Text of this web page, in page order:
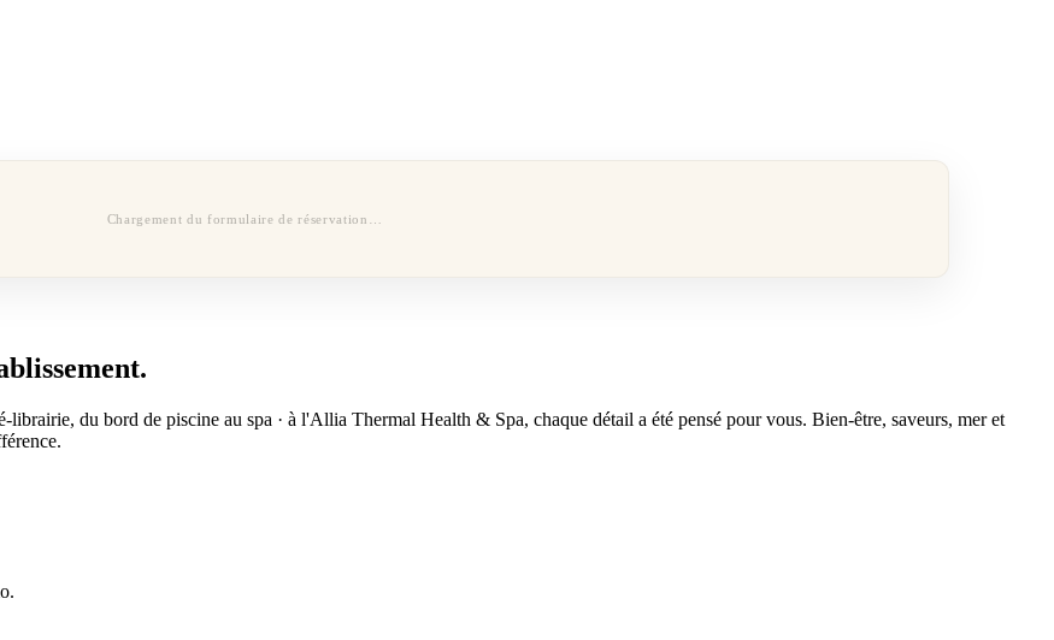
Chargement du formulaire de réservation…
du bord de piscine au spa · à l'Allia Thermal Health & Spa, chaque détail a été pensé pour vous. Bien-être, saveurs, mer et